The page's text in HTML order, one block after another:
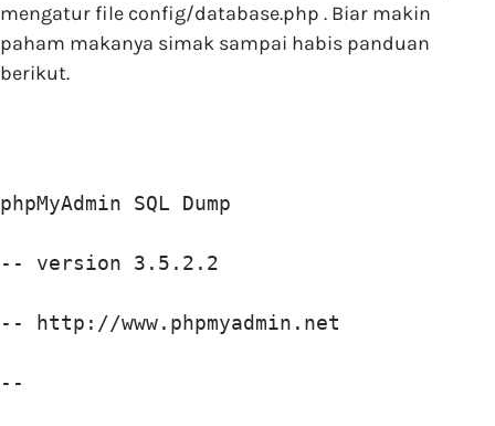
mengatur file config/database.php . Biar makin
paham makanya simak sampai habis panduan
berikut.
phpMyAdmin SQL Dump
-- version 3.5.2.2
-- http://www.phpmyadmin.net
--